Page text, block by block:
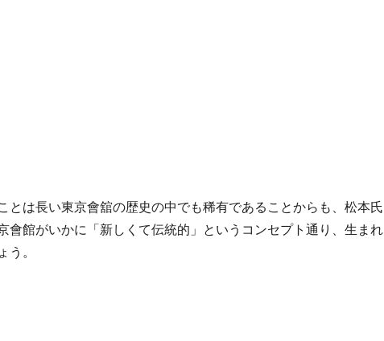
とは長い東京會舘の歴史の中でも稀有であることからも、松本氏
會館がいかに「新しくて伝統的」というコンセプト通り、生まれ
う。